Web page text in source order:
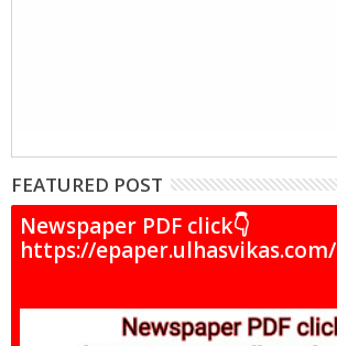
FEATURED POST
Newspaper PDF click👇
https://epaper.ulhasvikas.com/